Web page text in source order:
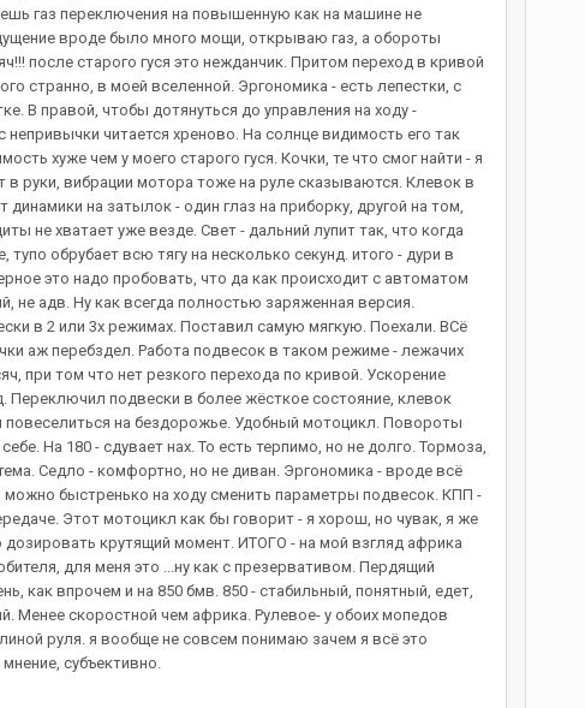
газ переключения на повышенную как на машине не
вроде было много мощи, открываю газ, а обороты
после старого гуся это нежданчик. Притом переход в кривой
странно, в моей вселенной. Эргономика - есть лепестки, с
В правой, чтобы дотянуться до управления на ходу -
читается хреново. На солнце видимость его так
хуже чем у моего старого гуся. Кочки, те что смог найти - я
руки, вибрации мотора тоже на руле сказываются. Клевок в
на затылок - один глаз на приборку, другой на том,
не хватает уже везде. Свет - дальний лупит так, что когда
обрубает всю тягу на несколько секунд. итого - дури в
это надо пробовать, что да как происходит с автоматом
не адв. Ну как всегда полностью заряженная версия.
в 2 или 3х режимах. Поставил самую мягкую. Поехали. ВСё
аж перебздел. Работа подвесок в таком режиме - лежачих
при том что нет резкого перехода по кривой. Ускорение
подвески в более жёсткое состояние, клевок
повеселиться на бездорожье. Удобный мотоцикл. Повороты
На 180 - сдувает нах. То есть терпимо, но не долго. Тормоза,
Седло - комфортно, но не диван. Эргономика - вроде всё
быстренько на ходу сменить параметры подвесок. КПП -
Этот мотоцикл как бы говорит - я хорош, но чувак, я же
дозировать крутящий момент. ИТОГО - на мой взгляд африка
для меня это ...ну как с презервативом. Пердящий
как впрочем и на 850 бмв. 850 - стабильный, понятный, едет,
Менее скоростной чем африка. Рулевое- у обоих мопедов
руля. я вообще не совсем понимаю зачем я всё это
субъективно.